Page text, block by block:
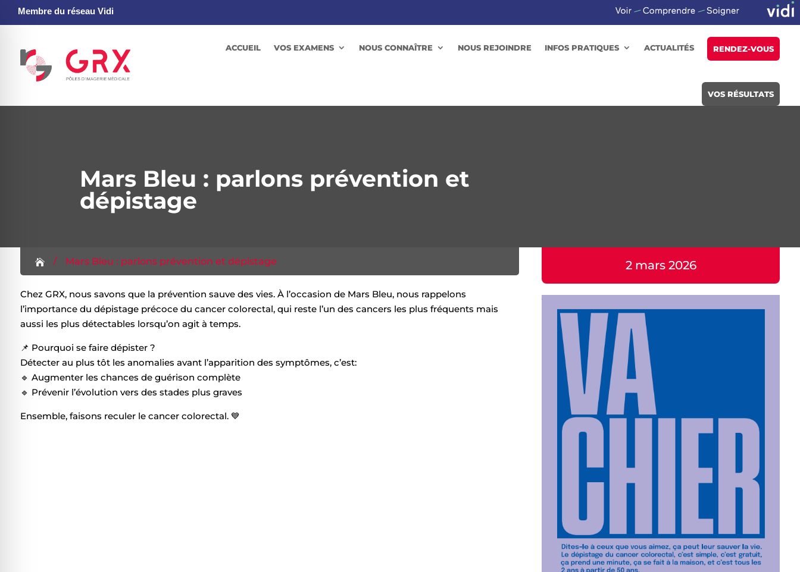
Membre du réseau Vidi
ACCUEIL VOS EXAMENS NOUS CONNAÎTRE NOUS REJOINDRE INFOS PRATIQUES ACTUALITÉS RENDEZ-VOUS
VOS RÉSULTATS
Mars Bleu : parlons prévention et
dépistage
 / Mars Bleu : parlons prévention et dépistage
Chez GRX, nous savons que la prévention sauve des vies. À l’occasion de Mars Bleu, nous rappelons
l’importance du dépistage précoce du cancer colorectal, qui reste l’un des cancers les plus fréquents mais
aussi les plus détectables lorsqu’on agit à temps.
📌 Pourquoi se faire dépister ?
Détecter au plus tôt les anomalies avant l’apparition des symptômes, c’est:
🔹 Augmenter les chances de guérison complète
🔹 Prévenir l’évolution vers des stades plus graves
Ensemble, faisons reculer le cancer colorectal. 💙
2 mars 2026
pour les crises
adapté pour le TDAH
la cécité